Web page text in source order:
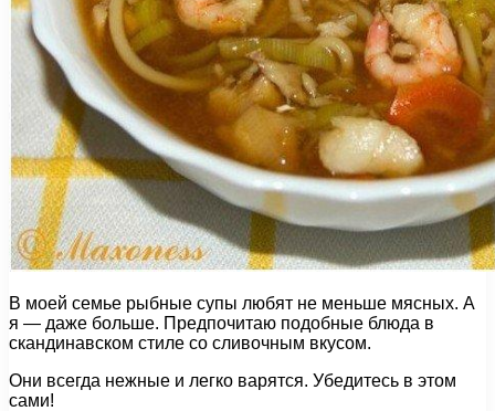
В моей семье рыбные супы любят не меньше мясных. А
я — даже больше. Предпочитаю подобные блюда в
скандинавском стиле со сливочным вкусом.
Они всегда нежные и легко варятся. Убедитесь в этом
сами!